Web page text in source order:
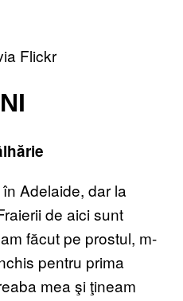
Flickr
Adelaide, dar la
de aici sunt
făcut pe prostul, m-
pentru prima
mea şi ţineam